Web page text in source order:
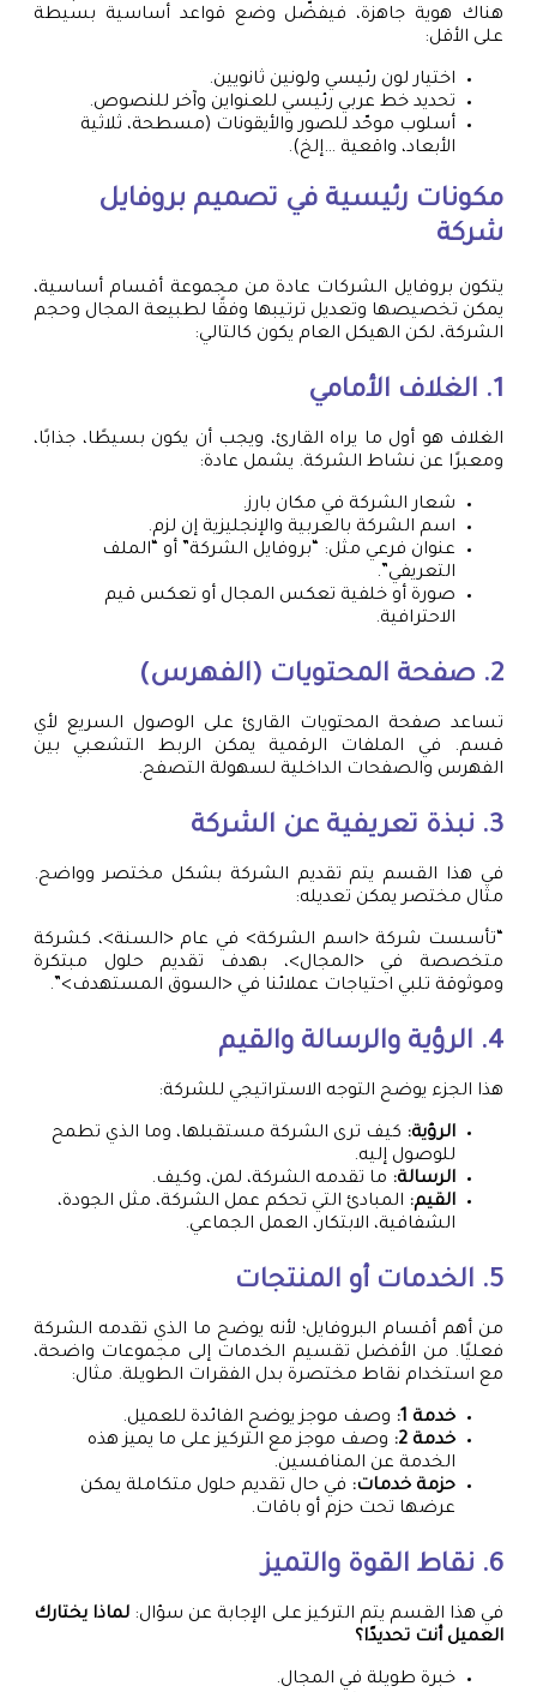
هناك هوية جاهزة، فيفضّل وضع قواعد أساسية بسيطة
على الأقل:
اختيار لون رئيسي ولونين ثانويين.
تحديد خط عربي رئيسي للعنواين وآخر للنصوص.
أسلوب موحّد للصور والأيقونات (مسطحة، ثلاثية
الأبعاد، واقعية …إلخ).
مكونات رئيسية في تصميم بروفايل
شركة
يتكون بروفايل الشركات عادة من مجموعة أقسام أساسية،
يمكن تخصيصها وتعديل ترتيبها وفقًا لطبيعة المجال وحجم
الشركة، لكن الهيكل العام يكون كالتالي:
1. الغلاف الأمامي
الغلاف هو أول ما يراه القارئ، ويجب أن يكون بسيطًا، جذابًا،
ومعبرًا عن نشاط الشركة. يشمل عادة:
شعار الشركة في مكان بارز.
اسم الشركة بالعربية والإنجليزية إن لزم.
عنوان فرعي مثل: “بروفايل الشركة” أو “الملف
التعريفي”.
صورة أو خلفية تعكس المجال أو تعكس قيم
الاحترافية.
2. صفحة المحتويات (الفهرس)
تساعد صفحة المحتويات القارئ على الوصول السريع لأي
قسم. في الملفات الرقمية يمكن الربط التشعبي بين
الفهرس والصفحات الداخلية لسهولة التصفح.
3. نبذة تعريفية عن الشركة
في هذا القسم يتم تقديم الشركة بشكل مختصر وواضح.
مثال مختصر يمكن تعديله:
“تأسست شركة <اسم الشركة> في عام <السنة>، كشركة
متخصصة في <المجال>، بهدف تقديم حلول مبتكرة
وموثوقة تلبي احتياجات عملائنا في <السوق المستهدف>”.
4. الرؤية والرسالة والقيم
هذا الجزء يوضح التوجه الاستراتيجي للشركة:
الرؤية: كيف ترى الشركة مستقبلها، وما الذي تطمح
للوصول إليه.
الرسالة: ما تقدمه الشركة، لمن، وكيف.
القيم: المبادئ التي تحكم عمل الشركة، مثل الجودة،
الشفافية، الابتكار، العمل الجماعي.
5. الخدمات أو المنتجات
من أهم أقسام البروفايل؛ لأنه يوضح ما الذي تقدمه الشركة
فعليًا. من الأفضل تقسيم الخدمات إلى مجموعات واضحة،
مع استخدام نقاط مختصرة بدل الفقرات الطويلة. مثال:
خدمة 1:
وصف موجز يوضح الفائدة للعميل.
خدمة 2:
وصف موجز مع التركيز على ما يميز هذه
الخدمة عن المنافسين.
حزمة خدمات: في حال تقديم حلول متكاملة يمكن
عرضها تحت حزم أو باقات.
6. نقاط القوة والتميز
في هذا القسم يتم التركيز على الإجابة عن سؤال: لماذا يختارك
العميل أنت تحديدًا؟
خبرة طويلة في المجال.